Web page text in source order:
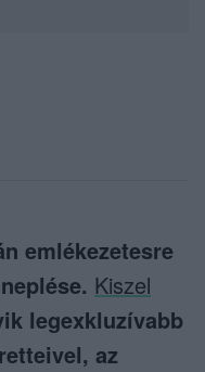
emlékezetesre
Kiszel
legexkluzívabb
az